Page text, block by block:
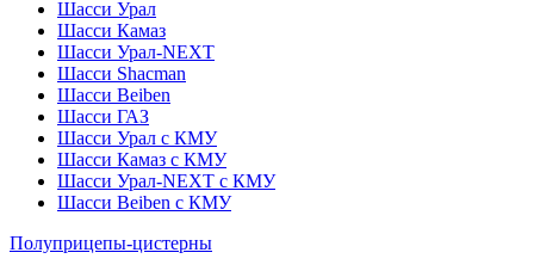
Шасси Урал
Шасси Камаз
Шасси Урал-NEXT
Шасси Shacman
Шасси Beiben
Шасси ГАЗ
Шасси Урал с КМУ
Шасси Камаз с КМУ
Шасси Урал-NEXT с КМУ
Шасси Beiben с КМУ
Полуприцепы-цистерны